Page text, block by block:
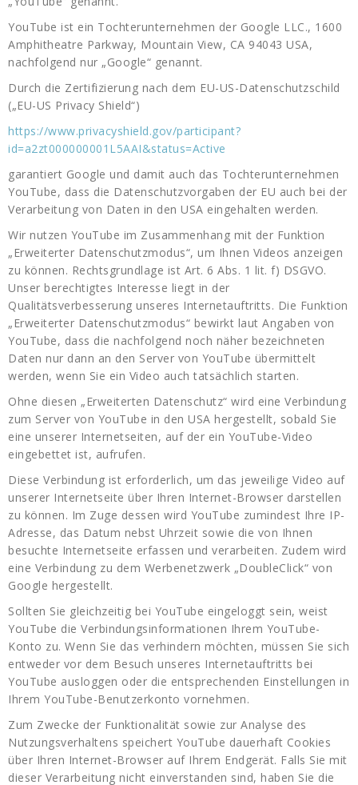
YouTube ist ein Tochterunternehmen der Google LLC., 1600
Amphitheatre Parkway, Mountain View, CA 94043 USA,
nachfolgend nur „Google“ genannt.
Durch die Zertifizierung nach dem EU-US-Datenschutzschild
(„EU-US Privacy Shield“)
https://www.privacyshield.gov/participant?
id=a2zt000000001L5AAI&status=Active
garantiert Google und damit auch das Tochterunternehmen
YouTube, dass die Datenschutzvorgaben der EU auch bei der
Verarbeitung von Daten in den USA eingehalten werden.
Wir nutzen YouTube im Zusammenhang mit der Funktion
„Erweiterter Datenschutzmodus“, um Ihnen Videos anzeigen
zu können. Rechtsgrundlage ist Art. 6 Abs. 1 lit. f) DSGVO.
Unser berechtigtes Interesse liegt in der
Qualitätsverbesserung unseres Internetauftritts. Die Funktion
„Erweiterter Datenschutzmodus“ bewirkt laut Angaben von
YouTube, dass die nachfolgend noch näher bezeichneten
Daten nur dann an den Server von YouTube übermittelt
werden, wenn Sie ein Video auch tatsächlich starten.
Ohne diesen „Erweiterten Datenschutz“ wird eine Verbindung
zum Server von YouTube in den USA hergestellt, sobald Sie
eine unserer Internetseiten, auf der ein YouTube-Video
eingebettet ist, aufrufen.
Diese Verbindung ist erforderlich, um das jeweilige Video auf
unserer Internetseite über Ihren Internet-Browser darstellen
zu können. Im Zuge dessen wird YouTube zumindest Ihre IP-
Adresse, das Datum nebst Uhrzeit sowie die von Ihnen
besuchte Internetseite erfassen und verarbeiten. Zudem wird
eine Verbindung zu dem Werbenetzwerk „DoubleClick“ von
Google hergestellt.
Sollten Sie gleichzeitig bei YouTube eingeloggt sein, weist
YouTube die Verbindungsinformationen Ihrem YouTube-
Konto zu. Wenn Sie das verhindern möchten, müssen Sie sich
entweder vor dem Besuch unseres Internetauftritts bei
YouTube ausloggen oder die entsprechenden Einstellungen in
Ihrem YouTube-Benutzerkonto vornehmen.
Zum Zwecke der Funktionalität sowie zur Analyse des
Nutzungsverhaltens speichert YouTube dauerhaft Cookies
über Ihren Internet-Browser auf Ihrem Endgerät. Falls Sie mit
dieser Verarbeitung nicht einverstanden sind, haben Sie die